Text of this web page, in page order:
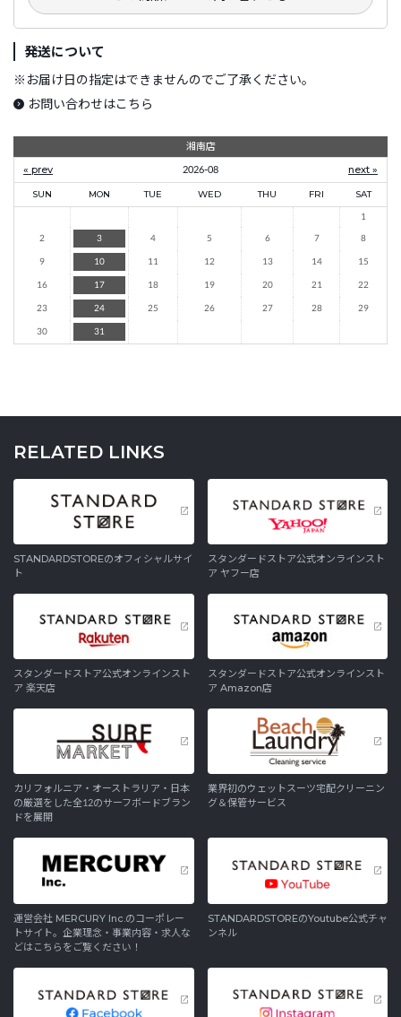
発送について
※ お届け日の指定はできませんのでご了承ください。
お問い合わせはこちら
湘南店
« prev
2026-08 next »
SUN MON TUE WED THU FRI
SAT
1
2
3 4 5 6 7
8
9
10 11 12 13 14
15
16
17 18 19 20 21
22
23
24 25 26 27 28
29
30
31
RELATED LINKS
STANDARDSTOREのオフィシャルサイ
ト
スタンダードストア公式オンラインスト
ア ヤフー店
スタンダードストア公式オンラインスト
ア 楽天店
スタンダードストア公式オンラインスト
ア Amazon店
カリフォルニア・オーストラリア・日本
の厳選をした全12のサーフボードブラン
ドを展開
業界初のウェットスーツ宅配クリーニン
グ＆保管サービス
運営会社 MERCURY Inc.のコーポレー
トサイト。企業理念・事業内容・求人な
どはこちらをご覧ください！
STANDARDSTOREのYoutube公式チャ
ンネル